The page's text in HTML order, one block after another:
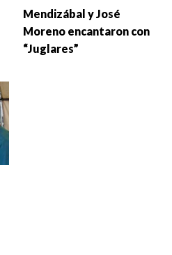
Mendizábal y José
Moreno encantaron con
“Juglares”